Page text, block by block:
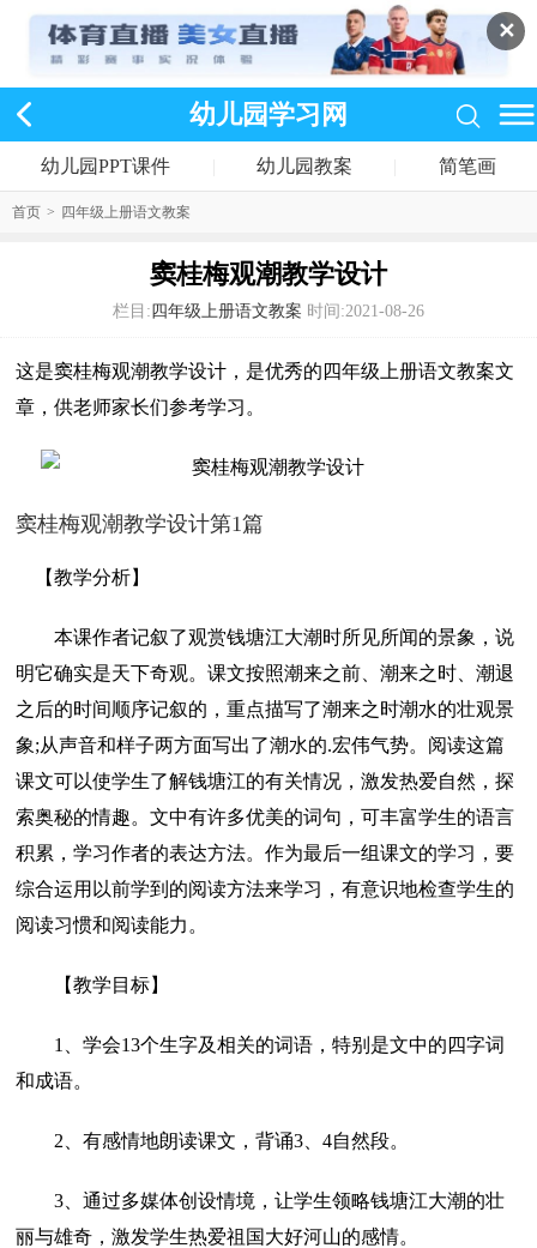
✕
幼儿园学习网
幼儿园PPT课件 幼儿园教案 简笔画
首页 > 四年级上册语文教案
窦桂梅观潮教学设计
栏目:四年级上册语文教案 时间:2021-08-26
这是窦桂梅观潮教学设计，是优秀的四年级上册语文教案文
章，供老师家长们参考学习。
窦桂梅观潮教学设计第1篇
【教学分析】
本课作者记叙了观赏钱塘江大潮时所见所闻的景象，说
明它确实是天下奇观。课文按照潮来之前、潮来之时、潮退
之后的时间顺序记叙的，重点描写了潮来之时潮水的壮观景
象;从声音和样子两方面写出了潮水的.宏伟气势。阅读这篇
课文可以使学生了解钱塘江的有关情况，激发热爱自然，探
索奥秘的情趣。文中有许多优美的词句，可丰富学生的语言
积累，学习作者的表达方法。作为最后一组课文的学习，要
综合运用以前学到的阅读方法来学习，有意识地检查学生的
阅读习惯和阅读能力。
【教学目标】
1、学会13个生字及相关的词语，特别是文中的四字词
和成语。
2、有感情地朗读课文，背诵3、4自然段。
3、通过多媒体创设情境，让学生领略钱塘江大潮的壮
丽与雄奇，激发学生热爱祖国大好河山的感情。